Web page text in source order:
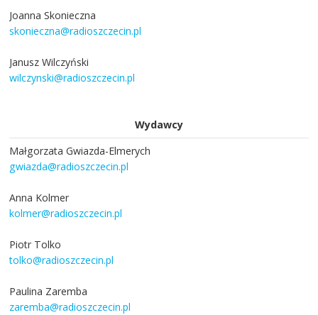
Joanna Skonieczna
skonieczna@radioszczecin.pl
Janusz Wilczyński
wilczynski@radioszczecin.pl
Wydawcy
Małgorzata Gwiazda-Elmerych
gwiazda@radioszczecin.pl
Anna Kolmer
kolmer@radioszczecin.pl
Piotr Tolko
tolko@radioszczecin.pl
Paulina Zaremba
zaremba@radioszczecin.pl